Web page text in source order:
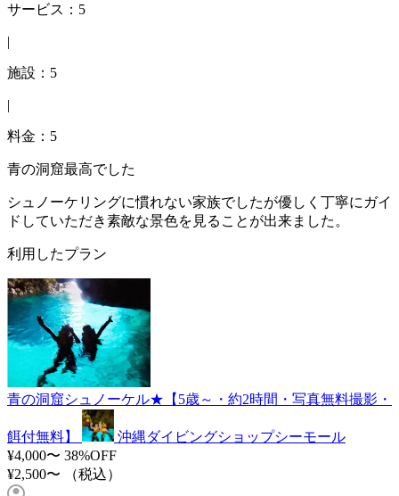
サービス：5
|
施設：5
|
料金：5
青の洞窟最高でした
シュノーケリングに慣れない家族でしたが優しく丁寧にガイ
ドしていただき素敵な景色を見ることが出来ました。
利用したプラン
青の洞窟シュノーケル★【5歳～・約2時間・写真無料撮影・
餌付無料】
沖縄ダイビングショップシーモール
¥4,000〜 38%OFF
¥2,500〜
（税込）